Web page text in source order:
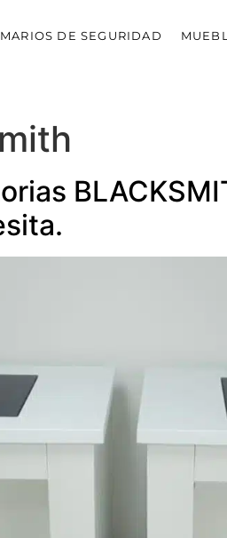
DE SEGURIDAD